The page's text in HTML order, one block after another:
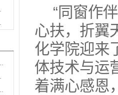
“同窗作
心扶，折翼
化学院迎来
体技术与运
着满心感恩